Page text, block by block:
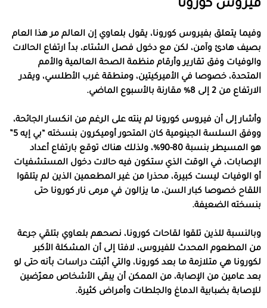
فيروس كورونا
وفيما يتعلق بفيروس كورونا، يقول بلعاوي إن العالم مر هذا العام
بصيف هادئ وآمن، لكن مع دخول فصل الشتاء، بدأ ارتفاع الحالات
والوفيات وفق تقارير وأرقام منظمة الصحة العالمية والأمم
المتحدة، خصوصا في الأميركيتين، ومنطقة غرب الأطلسي، ويقدر
الارتفاع من 2 إلى 8% مقارنة بالأسبوع الماضي.
وأشار إلى أن فيروس كورونا لم ينته على الرغم من انكسار الجائحة،
ووفق السلسة الجينومية كان المتحور أوميكرون بنسخته “بي إيه 5”
هو المسيطر بنسبة 80-90%، ولذلك هناك توقع بارتفاع أعداد
الإصابات، في الوقت الذي ستكون فيه حالات دخول المستشفيات
أو الوفيات ليست كبيرة، محذرا من غير المطعمين الذين لم يتلقوا
اللقاح خصوصا كبار السن، ما يزالون في مرمى نار كورونا حتى
بنسخته الضعيفة.
وبالنسبة للذين تلقوا لقاحات كورونا، نصحهم بلعاوي بتلقي جرعة
من المطعوم المحدث للفيروس، لافتا إلى أن المشكلة الأكبر
لكورونا هي متلازمة ما بعد كورونا، والتي أثبتت دراسات بأنه حتى لو
بعد عامين من الإصابة، من الممكن أن يبقى الأشخاص معرّضين
للإصابة بضبابية الدماغ والجلطات وأمراض كثيرة.